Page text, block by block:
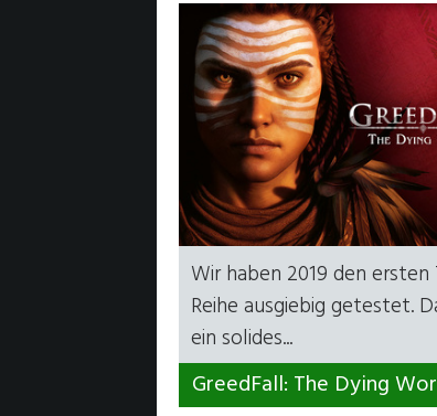
Wir haben 2019 den ersten
Reihe ausgiebig getestet.
ein solides...
GreedFall: The Dying